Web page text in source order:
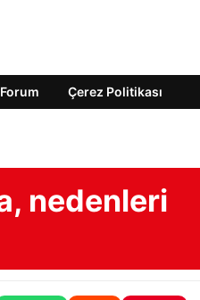
Forum Çerez Politikası
nedenleri